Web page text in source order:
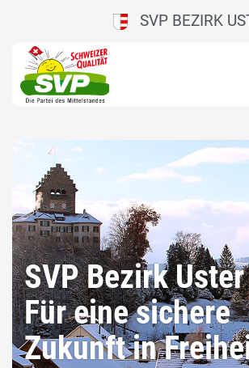
SVP BEZIRK
SVP Bezirk Uster
Für eine sichere
Zukunft in